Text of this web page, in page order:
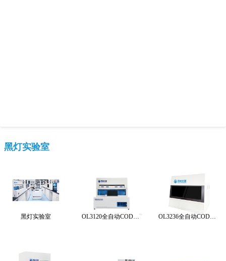
黑灯实验室
黑灯实验室 OL3120全自动COD智能分析仪 OL3236全自动COD智能分析仪（快速光度法）